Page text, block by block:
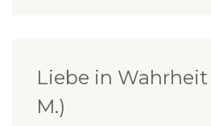
Liebe in
M.)